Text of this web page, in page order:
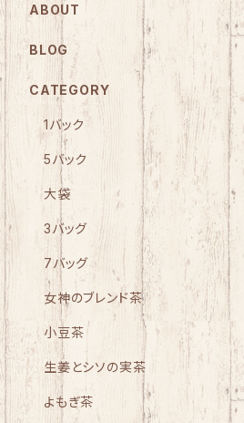
ABOUT
BLOG
CATEGORY
1バック
5バック
大袋
3バッグ
7バッグ
女神のブレンド茶
小豆茶
生姜とシソの実茶
よもぎ茶